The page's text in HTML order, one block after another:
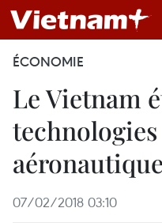
ÉCONOMIE
Le Vietnam
technologies
07/02/2018 03:10